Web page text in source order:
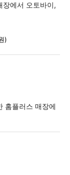
에서 오토바이,
)
홈플러스 매장에